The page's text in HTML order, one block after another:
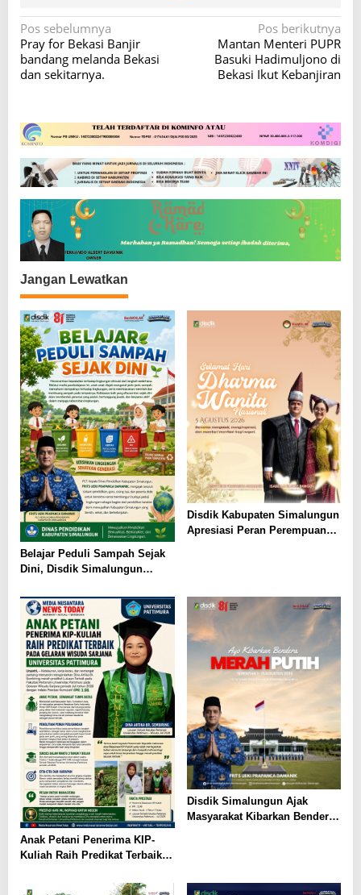
N
a
v
g
a
s
i
p
o
s
Pos sebelumnya
Pray for Bekasi Banjir
bandang melanda Bekasi
dan sekitarnya.
Pos berikutnya
Mantan Menteri PUPR
Basuki Hadimuljono di
Bekasi Ikut Kebanjiran
Jangan Lewatkan
Belajar Peduli Sampah Sejak
Dini, Disdik Simalungun
Berwawasan Lingkungan
Disdik Kabupaten Simalungun
Apresiasi Peran Perempuan
Anak Petani Penerima KIP-
Kuliah Raih Predikat Terbaik
Universitas Pattimura
Disdik Simalungun Ajak
Masyarakat Kibarkan Bendera